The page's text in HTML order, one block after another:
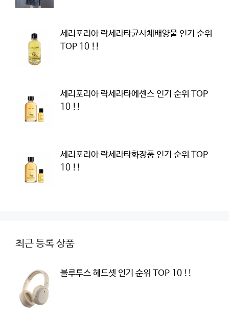
세리포리아 락세라타균사체배양물 인기 순위
TOP 10 !!
세리포리아 락세라타에센스 인기 순위 TOP
10 !!
세리포리아 락세라타화장품 인기 순위 TOP
10 !!
최근 등록 상품
블루투스 헤드셋 인기 순위 TOP 10 !!